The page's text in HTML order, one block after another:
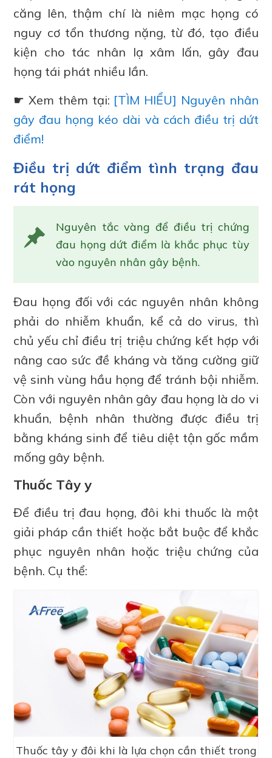
căng lên, thậm chí là niêm mạc họng có
nguy cơ tổn thương nặng, từ đó, tạo điều
kiện cho tác nhân lạ xâm lấn, gây đau
họng tái phát nhiều lần.
☛ Xem thêm tại: [TÌM HIỂU] Nguyên nhân
gây đau họng kéo dài và cách điều trị dứt
điểm!
Điều trị dứt điểm tình trạng đau
rát họng
Nguyên tắc vàng để điều trị chứng
đau họng dứt điểm là khắc phục tùy
vào nguyên nhân gây bệnh.
Đau họng đối với các nguyên nhân không
phải do nhiễm khuẩn, kể cả do virus, thì
chủ yếu chỉ điều trị triệu chứng kết hợp với
nâng cao sức đề kháng và tăng cường giữ
vệ sinh vùng hầu họng để tránh bội nhiễm.
Còn với nguyên nhân gây đau họng là do vi
khuẩn, bệnh nhân thường được điều trị
bằng kháng sinh để tiêu diệt tận gốc mầm
mống gây bệnh.
Thuốc Tây y
Để điều trị đau họng, đôi khi thuốc là một
giải pháp cần thiết hoặc bắt buộc để khắc
phục nguyên nhân hoặc triệu chứng của
bệnh. Cụ thể:
Thuốc tây y đôi khi là lựa chọn cần thiết trong